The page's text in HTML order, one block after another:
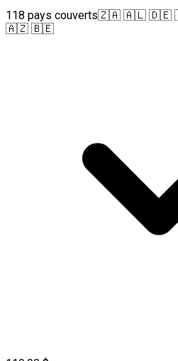
118 pays couverts🇿🇦 🇦🇱 🇩🇪
🇦🇿 🇧🇪